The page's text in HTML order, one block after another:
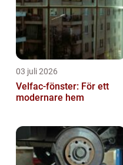
03 juli 2026
Velfac-fönster: För ett
modernare hem